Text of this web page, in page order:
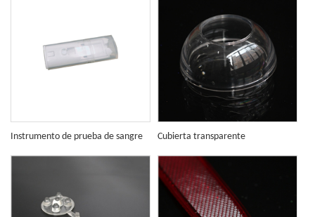
Instrumento de prueba de sangre Cubierta transparente